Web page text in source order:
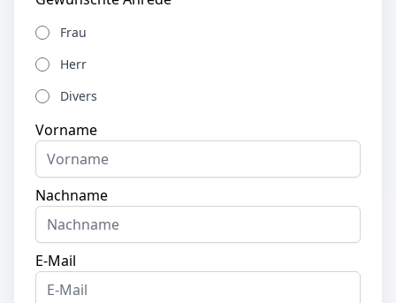
Frau
Herr
Divers
Vorname
Nachname
E-Mail